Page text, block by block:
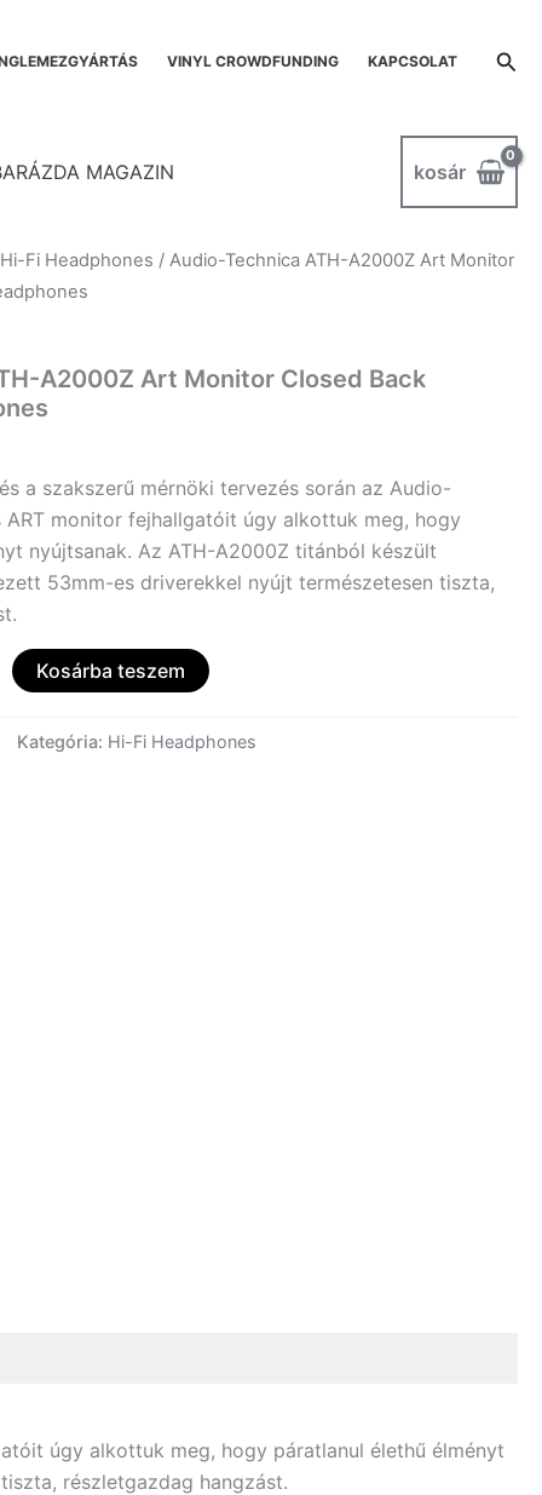
VINYL CROWDFUNDING KAPCSOLAT
MAGAZIN kosár
Hi-Fi Headphones / Audio-Technica ATH-A2000Z Art Monitor
A2000Z Art Monitor Closed Back
a szakszerű mérnöki tervezés során az Audio-
ART monitor fejhallgatóit úgy alkottuk meg, hogy
nyújtsanak. Az ATH-A2000Z titánból készült
53mm-es driverekkel nyújt természetesen tiszta,
Kosárba teszem
Kategória: Hi-Fi Headphones
úgy alkottuk meg, hogy páratlanul élethű élményt
részletgazdag hangzást.